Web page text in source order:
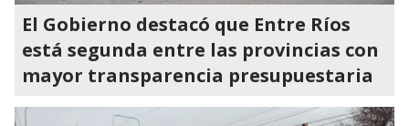
El Gobierno destacó que Entre Ríos
está segunda entre las provincias con
mayor transparencia presupuestaria